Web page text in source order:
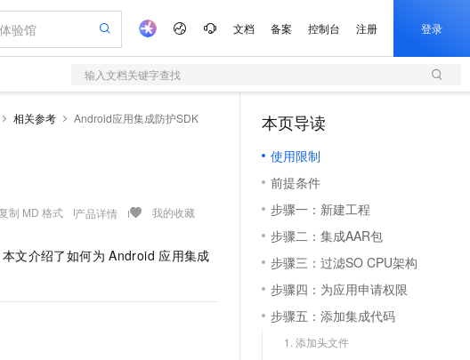
文档 备案 控制台 注册 登录
输入文档关键字查找
相关参考 Android应用集成防护SDK
制 MD 格式 产品详情 我的收藏
文介绍了如何为 Android 应用集成
本页导读
使用限制
前提条件
步骤一：新建工程
步骤二：集成AAR包
步骤三：过滤SO CPU架构
步骤四：为应用申请权限
步骤五：添加集成代码
1. 添加头文件
全托管，含MySQL、PostgreSQL、SQL Server、MariaDB多引擎
Qoder
面向真实软件的智能体编程平台
轻量应用服务器
数字证书管理服务（原SSL证书）
实现全站HTTPS，呈现可信的WEB访问
短信服务
国内短信简单易用，安全可靠，秒级触达，全球覆盖200+国家和地区。
大数据开发治理平台 DataWorks
轻松解锁专属 DeepSeek-V4-Pro
5 分钟轻松部署专属 QwenPaw HOT
从聊天伙伴进化为能主动干活的本地数字员工
一句话生成原生可编辑精美 PPT 文稿
输入一句话想法, 轻松生成专业的 PPT
一键部署幻兽帕鲁游戏服务器
一键购买专属联机服务器，轻松开启游戏
漫剧工坊：一站式动画创作平台
快速生产连贯的高质量长漫剧
10 分钟搭建微信、支付宝小程序
高效部署网站，快速应用到小程序
阿里云 OPC 创新助力计划
Token 补贴，五大权
益加速 OPC 成功